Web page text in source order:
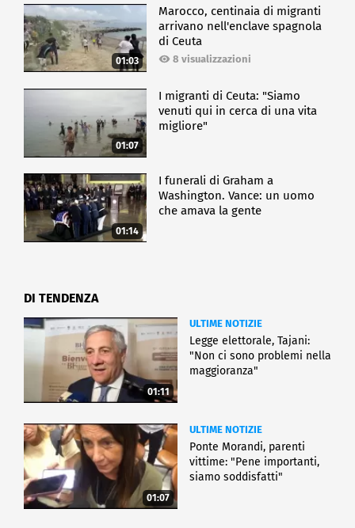
01:03
Marocco, centinaia di migranti
arrivano nell'enclave spagnola
di Ceuta
8 visualizzazioni
01:07
I migranti di Ceuta: "Siamo
venuti qui in cerca di una vita
migliore"
01:14
I funerali di Graham a
Washington. Vance: un uomo
che amava la gente
DI TENDENZA
01:11
ULTIME NOTIZIE
Legge elettorale, Tajani:
"Non ci sono problemi nella
maggioranza"
01:07
ULTIME NOTIZIE
Ponte Morandi, parenti
vittime: "Pene importanti,
siamo soddisfatti"